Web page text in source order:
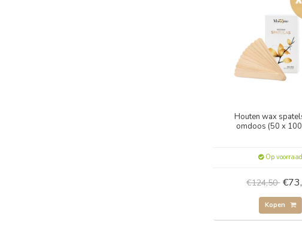
Houten wax
omdoos (50 x
Op voorraad
€124,50
Kopen